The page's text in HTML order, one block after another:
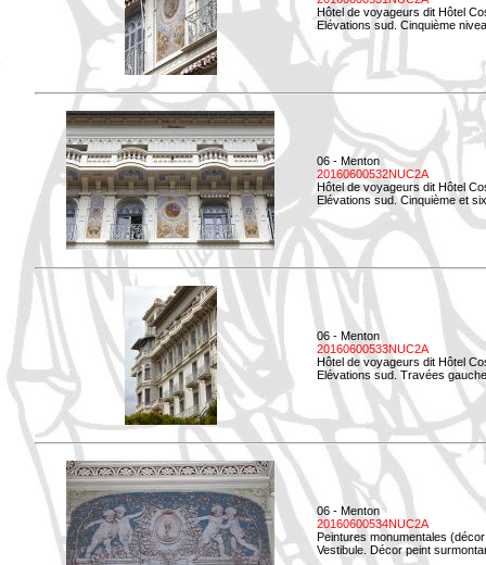
Hôtel de voyageurs dit Hôtel
Elévations sud. Cinquième
06 - Menton
20160600532NUC2A
Hôtel de voyageurs dit Hôtel
Elévations sud. Cinquième et
06 - Menton
20160600533NUC2A
Hôtel de voyageurs dit Hôtel
Elévations sud. Travées
06 - Menton
20160600534NUC2A
Peintures monumentales
Vestibule. Décor peint